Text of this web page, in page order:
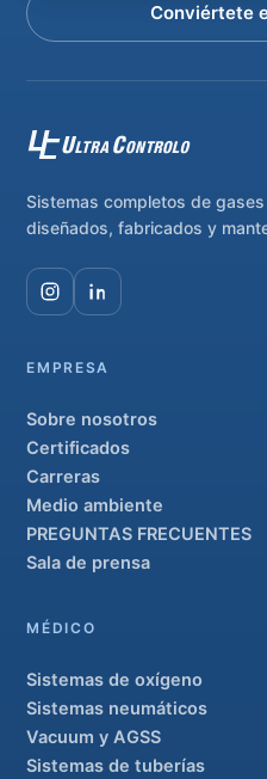
Conviértete
Sistemas completos de
diseñados, fabricados y
EMPRESA
Sobre nosotros
Certificados
Carreras
Medio ambiente
PREGUNTAS FRECUENTES
Sala de prensa
MÉDICO
Sistemas de oxígeno
Sistemas neumáticos
Vacuum y AGSS
Sistemas de tuberías